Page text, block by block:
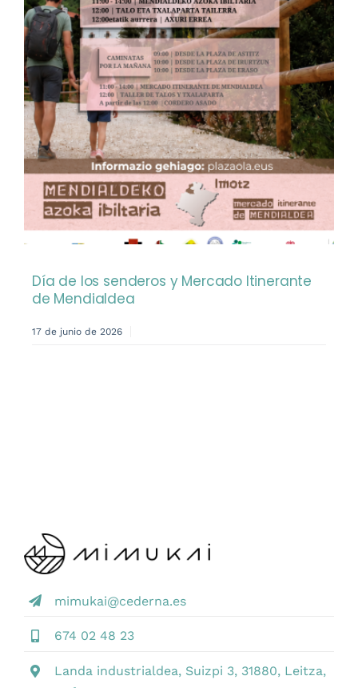
Día de los senderos y Mercado Itinerante
de Mendialdea
17 de junio de 2026
mimukai@cederna.es
674 02 48 23
Landa industrialdea, Suizpi 3, 31880, Leitza,